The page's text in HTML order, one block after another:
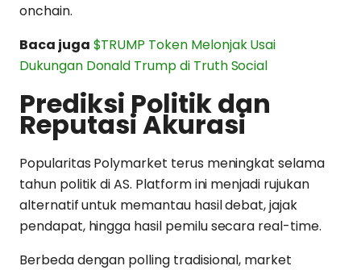
onchain.
Baca juga $TRUMP Token Melonjak Usai
Dukungan Donald Trump di Truth Social
Prediksi Politik dan
Reputasi Akurasi
Popularitas Polymarket terus meningkat selama
tahun politik di AS. Platform ini menjadi rujukan
alternatif untuk memantau hasil debat, jajak
pendapat, hingga hasil pemilu secara real-time.
Berbeda dengan polling tradisional, market